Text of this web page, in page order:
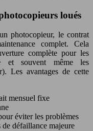
loués
photocopieur, le contrat
complet. Cela
complète pour les
et souvent même les
Les avantages de cette
mensuel fixe
éviter les problèmes
de défaillance majeure